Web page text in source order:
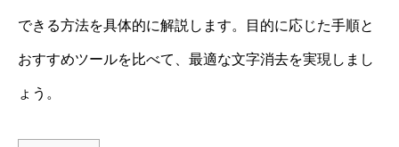
できる方法を具体的に解説します。目的に応じた手順と
おすすめツールを比べて、最適な文字消去を実現しまし
ょう。